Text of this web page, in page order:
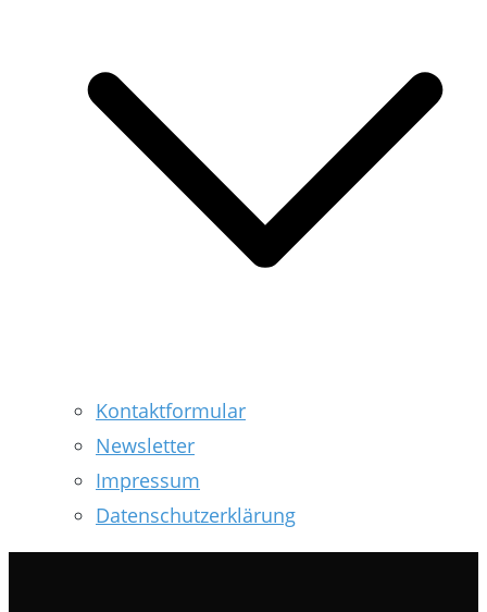
Kontaktformular
Newsletter
Impressum
Datenschutzerklärung